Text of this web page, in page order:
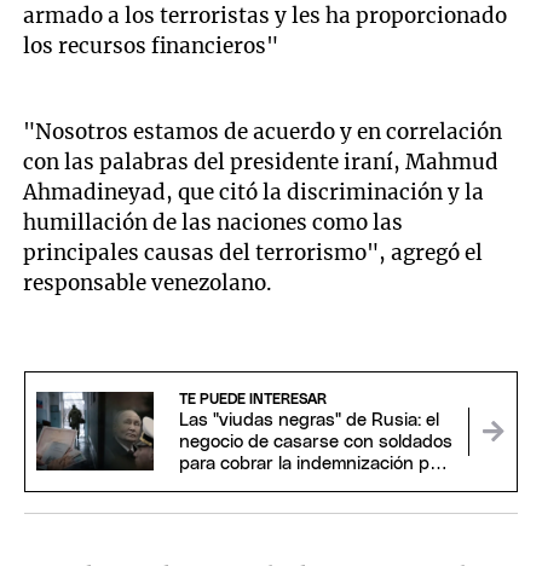
armado a los terroristas y les ha proporcionado
los recursos financieros"
"Nosotros estamos de acuerdo y en correlación
con las palabras del presidente iraní, Mahmud
Ahmadineyad, que citó la discriminación y la
humillación de las naciones como las
principales causas del terrorismo", agregó el
responsable venezolano.
TE PUEDE INTERESAR
Las "viudas negras" de Rusia: el
negocio de casarse con soldados
para cobrar la indemnización por